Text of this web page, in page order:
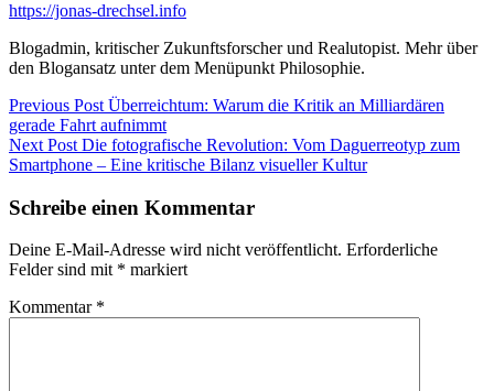
https://jonas-drechsel.info
Blogadmin, kritischer Zukunftsforscher und Realutopist. Mehr über
den Blogansatz unter dem Menüpunkt Philosophie.
Beitragsnavigation
Previous Post Previous
post:
Überreichtum: Warum die Kritik an Milliardären
gerade Fahrt aufnimmt
Next Post Next
post:
Die fotografische Revolution: Vom Daguerreotyp zum
Smartphone – Eine kritische Bilanz visueller Kultur
Schreibe einen Kommentar
Deine E-Mail-Adresse wird nicht veröffentlicht. Erforderliche
Felder sind mit * markiert
Kommentar *